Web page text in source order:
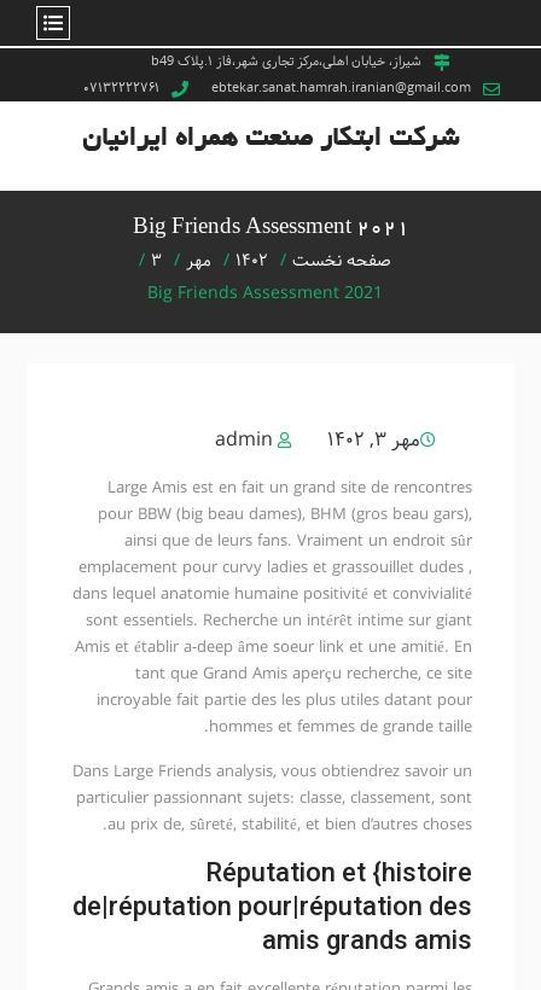
to
شیراز، خیابان اهلی،مرکز تجاری شهر،فاز ۱.پلاک b49
ebtekar.sanat.hamrah.iranian@gmail.com
۰۷۱۳۲۲۲۲۷۶۱
شرکت ابتکار صنعت همراه ایرانیان
Big Friends Assessment 2021
صفحه نخست ۱۴۰۲ مهر
۳
Big Friends Assessment 2021
مهر ۳, ۱۴۰۲ admin
Large Amis est en fait un grand site de rencontres
pour BBW (big beau dames), BHM (gros beau gars),
ainsi que de leurs fans. Vraiment un endroit sûr
emplacement pour curvy ladies et grassouillet dudes ,
dans lequel anatomie humaine positivité et convivialité
sont essentiels. Recherche un intérêt intime sur giant
Amis et établir a-deep âme soeur link et une amitié. En
tant que Grand Amis aperçu recherche, ce site
incroyable fait partie des les plus utiles datant pour
hommes et femmes de grande taille.
Dans Large Friends analysis, vous obtiendrez savoir un
particulier passionnant sujets: classe, classement, sont
au prix de, sûreté, stabilité, et bien d’autres choses.
Réputation et {histoire
de|réputation pour|réputation des
amis grands amis